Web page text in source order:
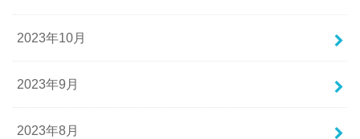
2023年10月
2023年9月
2023年8月